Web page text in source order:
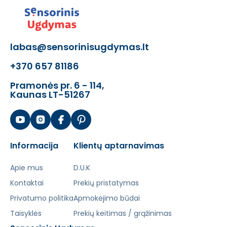
labas@sensorinisugdymas.lt
+370 657 81186
Pramonės pr. 6 - 114,
Kaunas LT-51267
Informacija
Apie mus
Kontaktai
Privatumo politika
Taisyklės
Klientų aptarnavimas
D.U.K
Prekių pristatymas
Apmokėjimo būdai
Prekių keitimas / grąžinimas